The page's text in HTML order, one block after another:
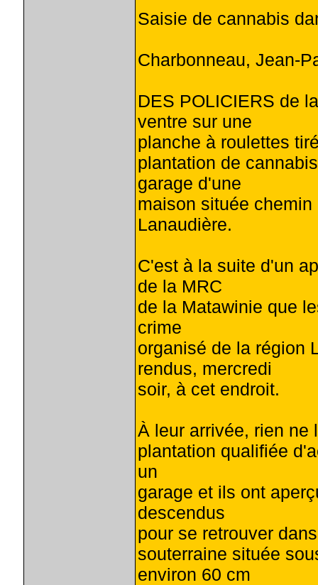
Saisie de cannabis
Charbonneau, Jean-
DES POLICIERS de
ventre sur une
planche à roulettes
plantation de
garage d'une
maison située
Lanaudière.
C'est à la suite d'un
de la MRC
de la Matawinie que
crime
organisé de la région
rendus, mercredi
soir, à cet endroit.
À leur arrivée, rien ne
plantation qualifiée
un
garage et ils ont
descendus
pour se retrouver
souterraine située
environ 60 cm